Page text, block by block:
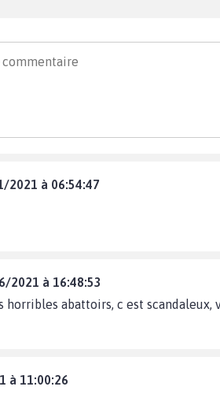
2021 à 06:54:47
2021 à 16:48:53
horribles abattoirs, c est scandaleux,
à 11:00:26